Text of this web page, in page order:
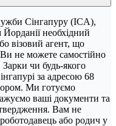
Сінгапуру (ICA),
необхідний
візовий агент, що
Ви не можете самостійно
чи будь-якого
за адресою 68
Ми готуємо
ваші документи та
Вам не
або родич у